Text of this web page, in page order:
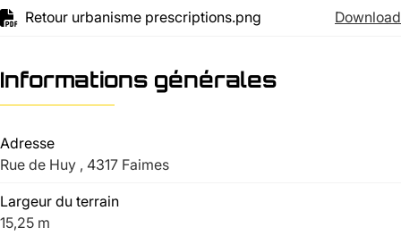
Retour urbanisme prescriptions.png Download
Informations générales
Adresse
Rue de Huy , 4317 Faimes
Largeur du terrain
15,25 m